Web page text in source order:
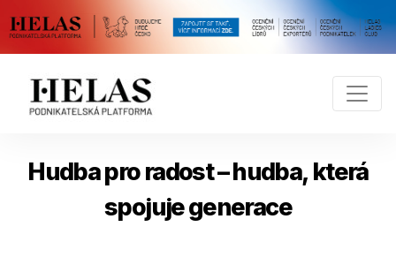
Hudba pro radost – hudba, která
spojuje generace